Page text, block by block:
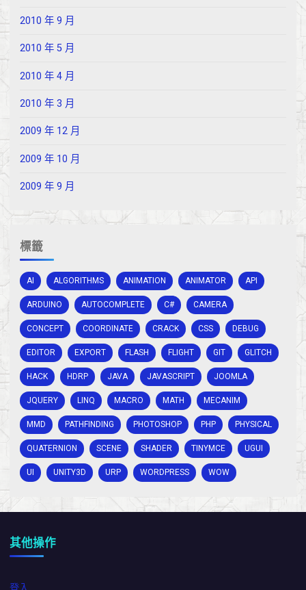
2010 年 9 月
2010 年 5 月
2010 年 4 月
2010 年 3 月
2009 年 12 月
2009 年 10 月
2009 年 9 月
標籤
AI ALGORITHMS ANIMATION ANIMATOR API
ARDUINO AUTOCOMPLETE C# CAMERA
CONCEPT COORDINATE CRACK CSS DEBUG
EDITOR EXPORT FLASH FLIGHT GIT GLITCH
HACK HDRP JAVA JAVASCRIPT JOOMLA
JQUERY LINQ MACRO MATH MECANIM
MMD PATHFINDING PHOTOSHOP PHP PHYSICAL
QUATERNION SCENE SHADER TINYMCE UGUI
UI UNITY3D URP WORDPRESS WOW
其他操作